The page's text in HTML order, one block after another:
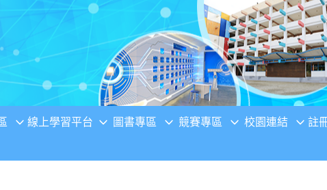
線上學習平台 圖書專區 競賽專區 校園連結 註